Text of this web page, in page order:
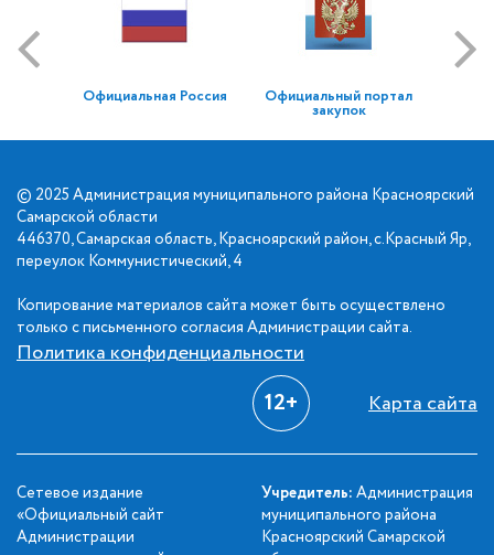
Официальная Россия Официальный портал
закупок
© 2025 Администрация муниципального района Красноярский
Самарской области
446370, Самарская область, Красноярский район, с.Красный Яр,
переулок Коммунистический, 4
Копирование материалов сайта может быть осуществлено
только с письменного согласия Администрации сайта.
Политика конфиденциальности
12+ Карта сайта
Сетевое издание
«Официальный сайт
Администрации
Учредитель: Администрация
муниципального района
Красноярский Самарской